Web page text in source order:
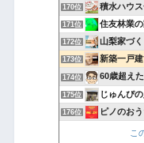
170位 積水ハウ
171位 住友林業
172位 山梨家づ
173位 新築一戸
174位 60歳超え
175位 じゅんぴ
176位 ピノのお
畑の中心こ